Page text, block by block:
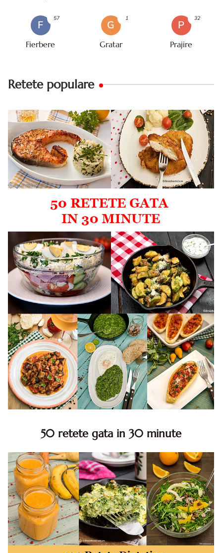
F
Fierbere
57
G
Gratar
1
P
Prajire
32
Retete populare
50 retete gata in 30 minute
minute. Retete rapide. Retete rapide de mancare. Idei
retete mancare rapid